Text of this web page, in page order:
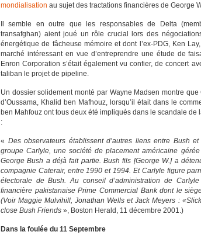
mondialisation au sujet des tractations financières de George
Il semble en outre que les responsables de Delta
transafghan) aient joué un rôle crucial lors des
énergétique de fâcheuse mémoire et dont l’ex-PDG, Ken
marché intéressant en vue d’entreprendre une étude de
Enron Corporation s’était également vu confier, de concert
taliban le projet de pipeline.
Un dossier solidement monté par Wayne Madsen montre
d’Oussama, Khalid ben Mafhouz, lorsqu’il était dans le
ben Mahfouz ont tous deux été impliqués dans le scandale
:
« Des observateurs établissent d’autres liens entre Bush
groupe Carlyle, une société de placement américaine
George Bush a déjà fait partie. Bush fils [George W.] a
compagnie Caterair, entre 1990 et 1994. Et Carlyle figure
électorale de Bush. Au conseil d’administration de
financière pakistanaise Prime Commercial Bank dont le
(Voir Maggie Mulvihill, Jonathan Wells et Jack Meyers :
close Bush Friends », Boston Herald, 11 décembre 2001.)
Dans la foulée du 11 Septembre